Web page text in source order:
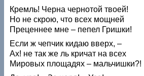
Кремль! Черна чернотой твоей!
Но не скрою, что всех мощней
Преценнее мне – пепел Гришки!
Если ж чепчик кидаю вверх, –
Ах! не так же ль кричат на всех
Мировых площадях – мальчишки?!